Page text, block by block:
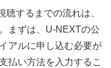
するまでの流れは、
まずは、U-NEXTの公
アルに申し込む必要が
払い方法を入力するこ